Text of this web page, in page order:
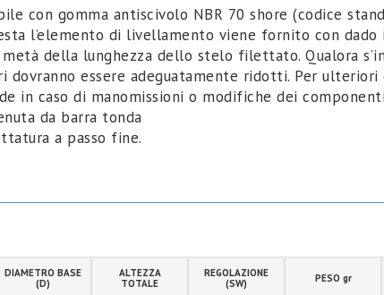
con gomma antiscivolo NBR 70 shore (codice
l’elemento di livellamento viene fornito con dado
della lunghezza dello stelo filettato. Qualora
essere adeguatamente ridotti. Per ulteriori
in caso di manomissioni o modifiche dei
da barra tonda
a passo fine.
DIAMETRO BASE
(D)
ALTEZZA
TOTALE
REGOLAZIONE
(SW)
PESO gr